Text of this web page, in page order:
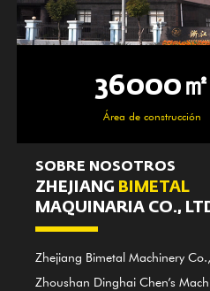
36000㎡
Área de construcción
SOBRE NOSOTROS
ZHEJIANG BIMETAL
MAQUINARIA CO.,
Zhejiang Bimetal Machinery
Zhoushan Dinghai Chen’s